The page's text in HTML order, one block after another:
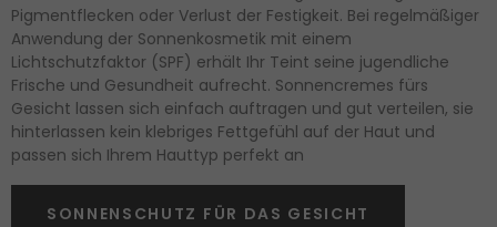
Pigmentflecken oder Verlust der Festigkeit. Bei regelmäßiger
Anwendung der Sonnenkosmetik mit einem
Lichtschutzfaktor (SPF) erhält Ihr Teint seine jugendliche
Frische und Gesundheit aufrecht. Sonnencremes fürs
Gesicht lassen sich einfach auftragen und gut verteilen, sie
hinterlassen kein klebriges Fettgefühl auf der Haut und
passen sich Ihrem Hauttyp perfekt an
SONNENSCHUTZ FÜR DAS GESICHT